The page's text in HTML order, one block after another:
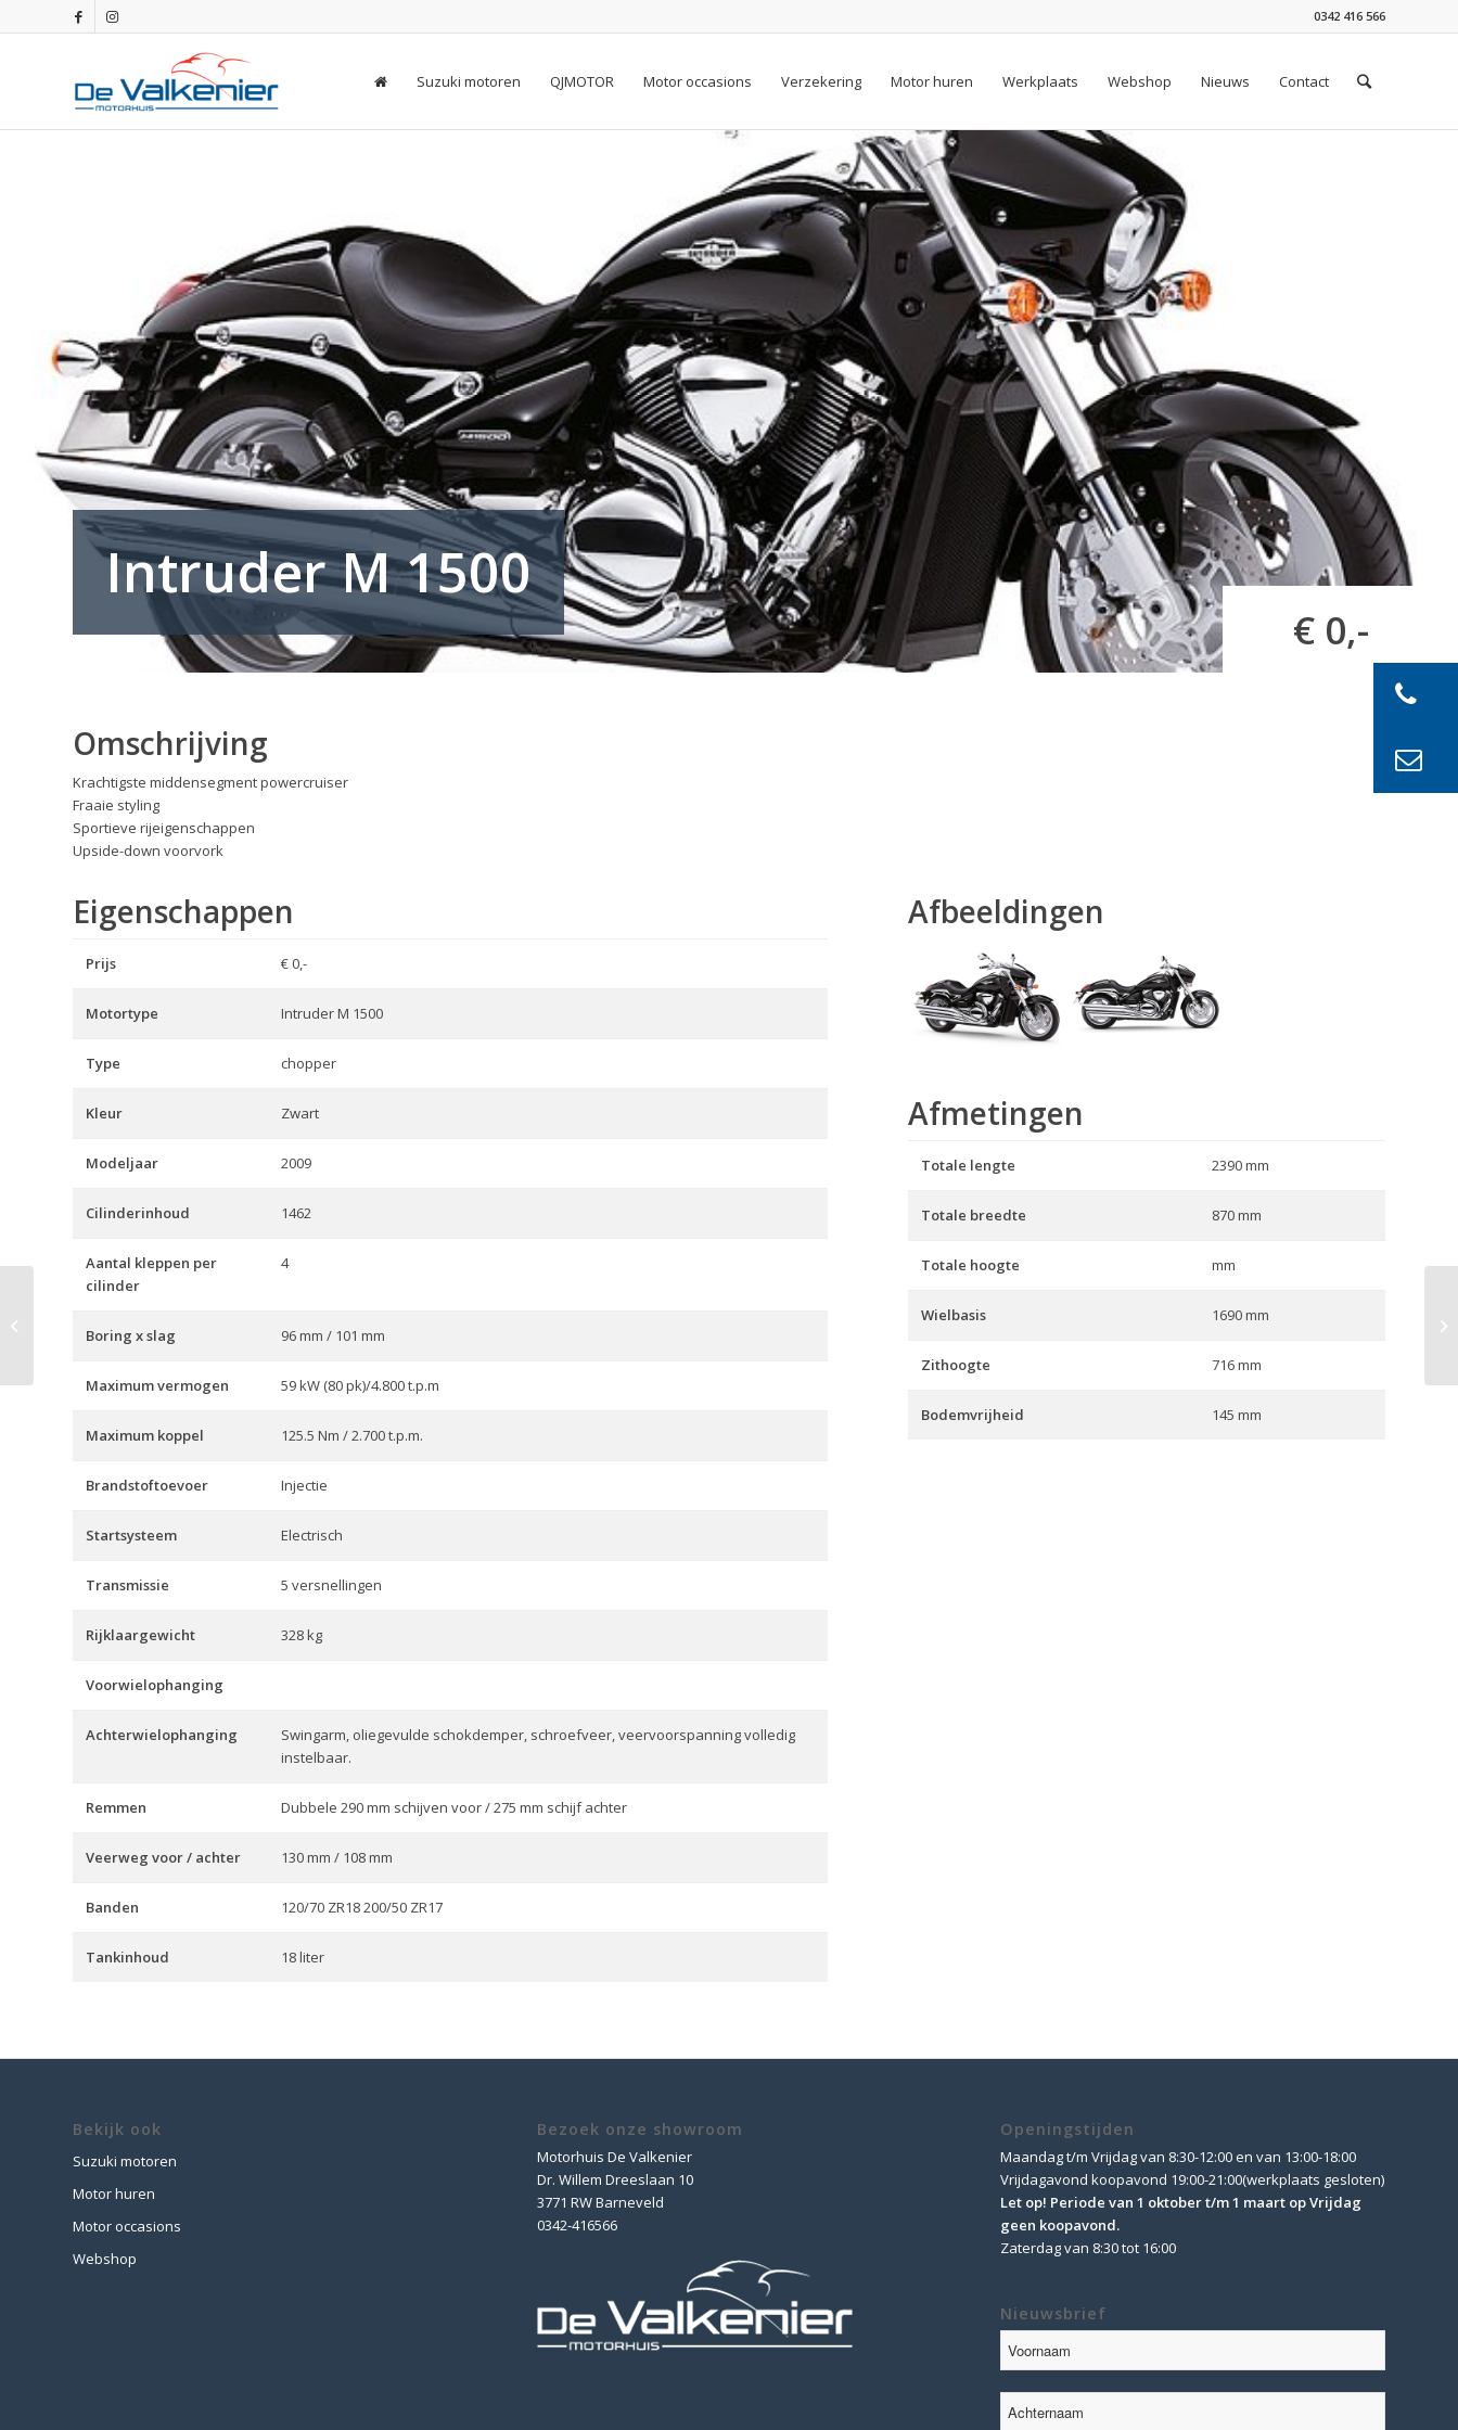
0342 416 566
Suzuki motoren QJMOTOR Motor occasions Verzekering Motor huren Werkplaats Webshop Nieuws Contact
Intruder M 1500
€ 0,-
Omschrijving
Krachtigste middensegment powercruiser
Fraaie styling
Sportieve rijeigenschappen
Upside-down voorvork
Eigenschappen
Prijs € 0,-
Motortype Intruder M 1500
Type chopper
Kleur Zwart
Modeljaar 2009
Cilinderinhoud 1462
Aantal kleppen per
cilinder
4
Boring x slag 96 mm / 101 mm
Maximum vermogen 59 kW (80 pk)/4.800 t.p.m
Maximum koppel 125.5 Nm / 2.700 t.p.m.
Brandstoftoevoer Injectie
Startsysteem Electrisch
Transmissie 5 versnellingen
Rijklaargewicht 328 kg
Voorwielophanging
Achterwielophanging
Swingarm, oliegevulde schokdemper, schroefveer, veervoorspanning volledig
instelbaar.
Remmen Dubbele 290 mm schijven voor / 275 mm schijf achter
Veerweg voor / achter 130 mm / 108 mm
Banden 120/70 ZR18 200/50 ZR17
Tankinhoud 18 liter
Afbeeldingen
Afmetingen
Totale lengte 2390 mm
Totale breedte 870 mm
Totale hoogte mm
Wielbasis 1690 mm
Zithoogte 716 mm
Bodemvrijheid 145 mm
Bekijk ook
Suzuki motoren
Motor huren
Motor occasions
Webshop
Bezoek onze showroom
Motorhuis De Valkenier
Dr. Willem Dreeslaan 10
3771 RW Barneveld
0342-416566
Openingstijden
Maandag t/m Vrijdag van 8:30-12:00 en van 13:00-18:00
Vrijdagavond koopavond 19:00-21:00(werkplaats gesloten)
Let op! Periode van 1 oktober t/m 1 maart op Vrijdag
geen koopavond.
Zaterdag van 8:30 tot 16:00
Nieuwsbrief